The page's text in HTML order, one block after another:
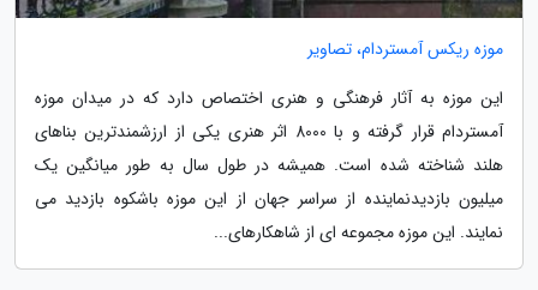
موزه ریکس آمستردام، تصاویر
این موزه به آثار فرهنگی و هنری اختصاص دارد که در میدان موزه
آمستردام قرار گرفته و با 8000 اثر هنری یکی از ارزشمندترین بناهای
هلند شناخته شده است. همیشه در طول سال به طور میانگین یک
میلیون بازدیدنماینده از سراسر جهان از این موزه باشکوه بازدید می
نمایند. این موزه مجموعه ای از شاهکارهای...